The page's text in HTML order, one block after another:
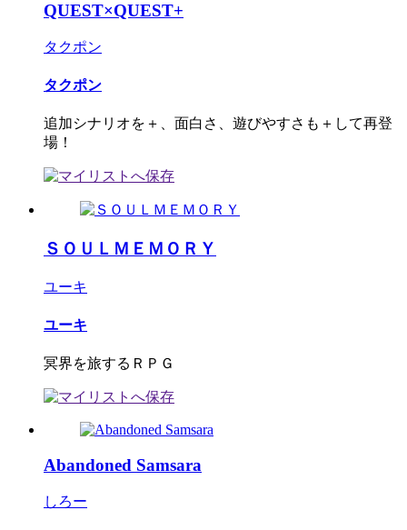
QUEST×QUEST+
タクポン
タクポン
追加シナリオを＋、面白さ、遊びやすさも＋して再登
場！
ＳＯＵＬＭＥＭＯＲＹ
ユーキ
ユーキ
冥界を旅するＲＰＧ
Abandoned Samsara
しろー